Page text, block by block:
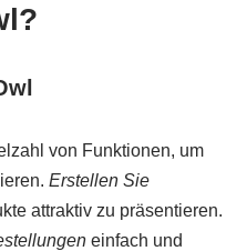
von Funktionen, um
Erstellen Sie
attraktiv zu präsentieren.
einfach und